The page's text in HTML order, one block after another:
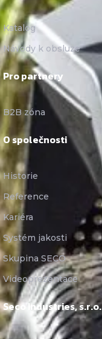
Katalog
Návody k obsluze
Pro partnery
B2B zóna
O společnosti
Historie
Reference
Kariéra
Systém jakosti
Skupina SECO
Videoprezentace
Seco Industries, s.r.o.